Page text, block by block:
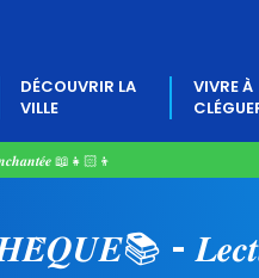
DÉCOUVRIR LA
VILLE
VIVRE À
📖​👧🏻​👦​​​
–